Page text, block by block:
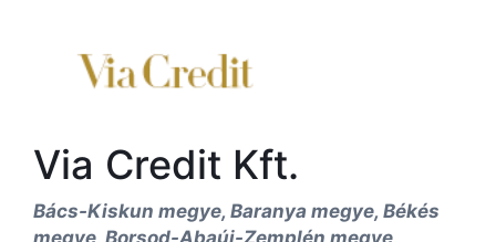
Via Credit Kft.
Bács-Kiskun megye, Baranya megye, Békés